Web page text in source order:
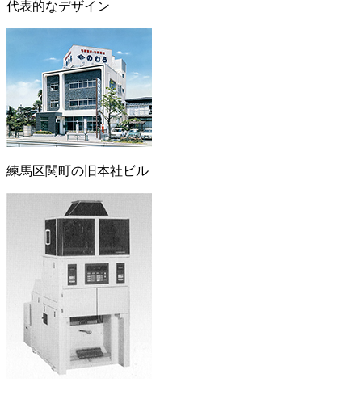
代表的なデザイン
練馬区関町の旧本社ビル